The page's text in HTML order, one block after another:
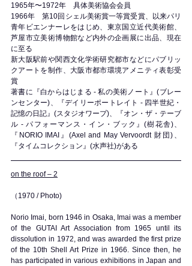
1965年〜1972年　具体美術協会会員
1966年　第10回シェル美術賞一等賞受賞、以来パリ
青年ビエンナーレをはじめ、東京国立近代美術館、
芦屋市立美術博物館など内外の企画展に出品、現在
に至る
新大阪駅前や関西文化学術研究都市などにパブリッ
クアートを制作、大阪市都市環境アメニティ表彰受
賞
著書に『白からはじまる - 私の美術ノート』(ブレー
ンセンター)、『デイリーポートレイト - 四半世紀・
記憶の日記』(スタジオワープ)、『オン・ザ・テーブ
ル - パフォーマンス・イン・ブック』(樹花舎)、
『NORIO IMAI』(Axel and May Vervoordt 財団)、
『タイムコレクション』(水声社)がある
on the roof – 2
（1970 / Photo)
Norio Imai, born 1946 in Osaka, Imai was a member
of the GUTAI Art Association from 1965 until its
dissolution in 1972, and was awarded the first prize
of the 10th Shell Art Prize in 1966. Since then, he
has participated in various exhibitions in Japan and